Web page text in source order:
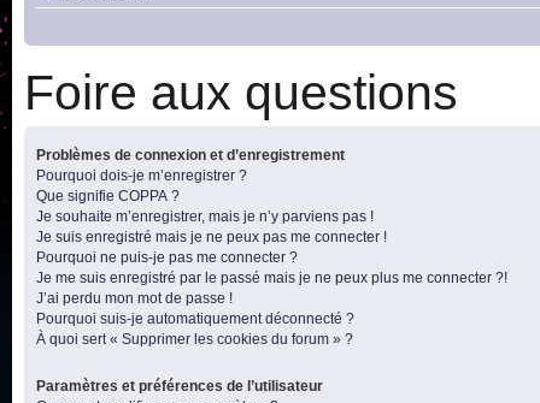
Foire aux questions
Problèmes de connexion et d’enregistrement
Pourquoi dois-je m’enregistrer ?
Que signifie COPPA ?
Je souhaite m’enregistrer, mais je n’y parviens pas !
Je suis enregistré mais je ne peux pas me connecter !
Pourquoi ne puis-je pas me connecter ?
Je me suis enregistré par le passé mais je ne peux plus me connecter ?!
J’ai perdu mon mot de passe !
Pourquoi suis-je automatiquement déconnecté ?
À quoi sert « Supprimer les cookies du forum » ?
Paramètres et préférences de l’utilisateur